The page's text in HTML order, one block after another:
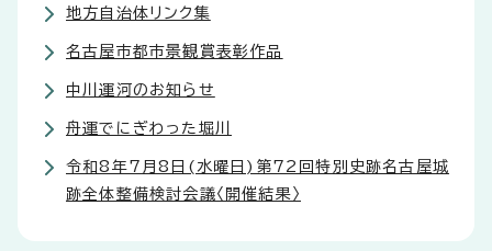
地方自治体リンク集
名古屋市都市景観賞表彰作品
中川運河のお知らせ
舟運でにぎわった堀川
令和8年7月8日(水曜日)第72回特別史跡名古屋城
跡全体整備検討会議〈開催結果〉